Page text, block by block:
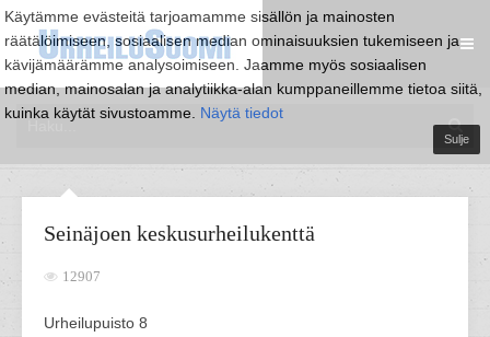
Käytämme evästeitä tarjoamamme sisällön ja mainosten
räätälöimiseen, sosiaalisen median ominaisuuksien tukemiseen ja
kävijämäärämme analysoimiseen. Jaamme myös sosiaalisen
median, mainosalan ja analytiikka-alan kumppaneillemme tietoa siitä,
kuinka käytät sivustoamme. Näytä tiedot
Sulje
Seinäjoen keskusurheilukenttä
12907
Urheilupuisto 8